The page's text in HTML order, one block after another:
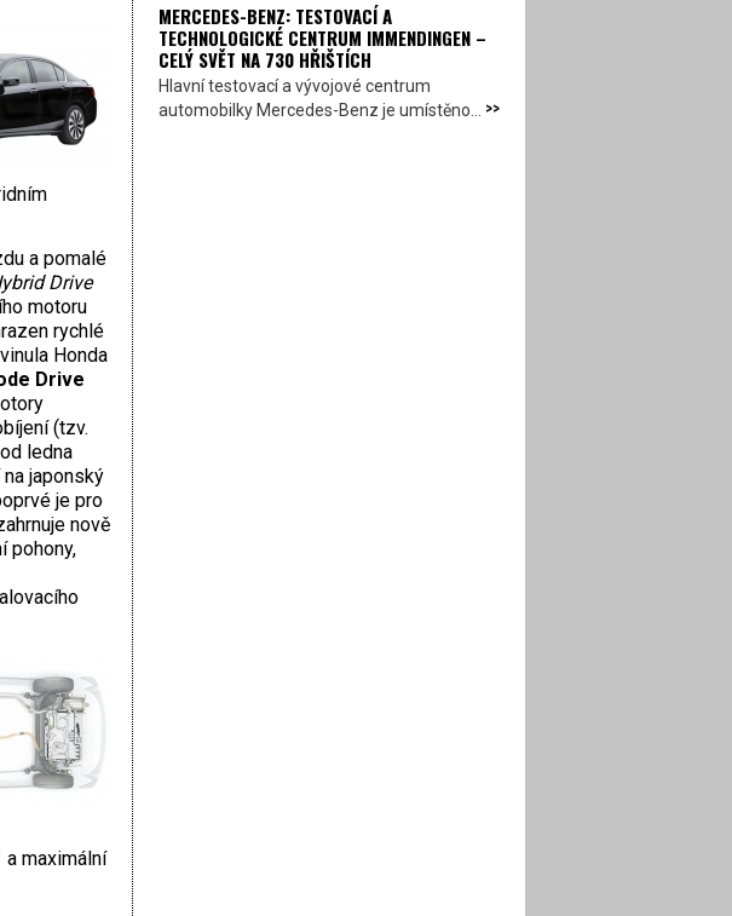
a pomalé
Drive
motoru
rychlé
Honda
Drive
(tzv.
ledna
japonský
je pro
nově
pohony,
a maximální
MERCEDES-BENZ: TESTOVACÍ A
TECHNOLOGICKÉ CENTRUM IMMENDINGEN –
CELÝ SVĚT NA 730 HŘIŠTÍCH
Hlavní testovací a vývojové centrum
automobilky Mercedes-Benz je umístěno... >>